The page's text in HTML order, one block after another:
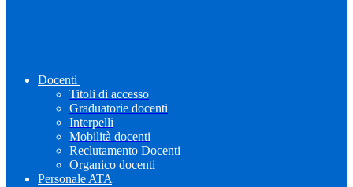
Docenti
Titoli di accesso
Graduatorie docenti
Interpelli
Mobilità docenti
Reclutamento Docenti
Organico docenti
Personale ATA